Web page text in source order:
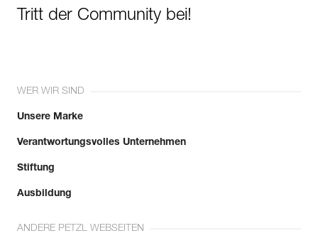
Tritt der Community bei!
WER WIR SIND
Unsere Marke
Verantwortungsvolles Unternehmen
Stiftung
Ausbildung
ANDERE PETZL WEBSEITEN